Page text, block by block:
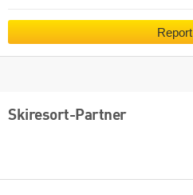
Report
Skiresort-Partner